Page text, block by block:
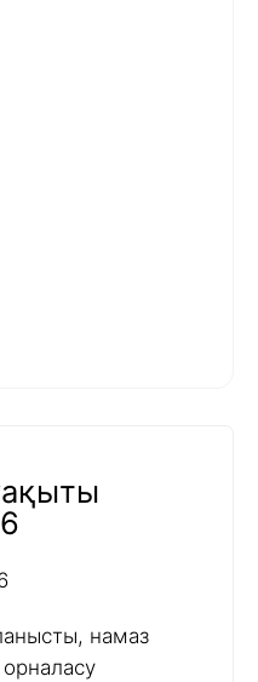
намаз